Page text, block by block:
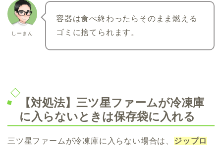
しーまん
容器は食べ終わったらそのまま燃える
ゴミに捨てられます。
【対処法】三ツ星ファームが冷凍庫
に入らないときは保存袋に入れる
三ツ星ファームが冷凍庫に入らない場合は、 ジップロ